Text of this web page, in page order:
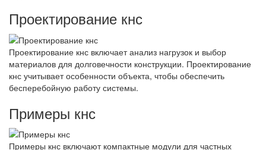
Проектирование кнс
Проектирование кнс включает анализ нагрузок и выбор
материалов для долговечности конструкции. Проектирование
кнс учитывает особенности объекта, чтобы обеспечить
бесперебойную работу системы.
Примеры кнс
Примеры кнс включают компактные модули для частных